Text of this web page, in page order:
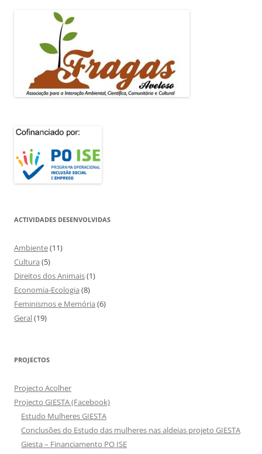
ACTIVIDADES DESENVOLVIDAS
Ambiente(11)
Cultura (5)
Direitos dos Animais(1)
Economia-Ecologia (8)
Feminismos e Memória (6)
Geral(19)
PROJECTOS
Projecto Acolher
Projecto GIESTA (Facebook)
Estudo Mulheres GIESTA
Conclusões do Estudo das mulheres nas aldeias projeto GIESTA
Giesta – Financiamento PO ISE